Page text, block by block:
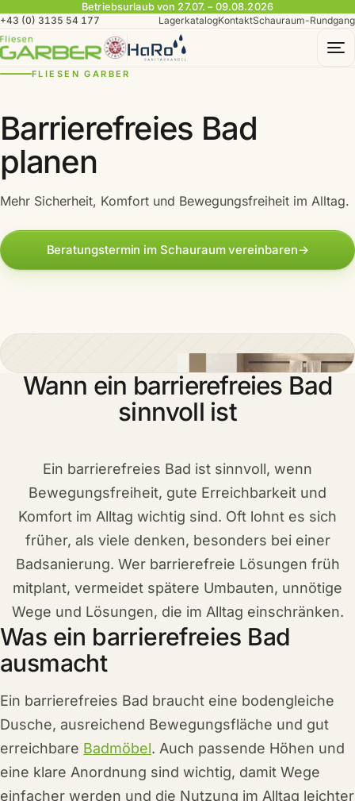
Betriebsurlaub von 27.07. – 09.08.2026
+43 (0) 3135 54 177
LagerkatalogKontaktSchauraum-Rundgang
FLIESEN GARBER
Barrierefreies Bad
planen
Mehr Sicherheit, Komfort und Bewegungsfreiheit im Alltag.
Beratungstermin im Schauraum vereinbaren→
Wann ein barrierefreies Bad
sinnvoll ist
Ein barrierefreies Bad ist sinnvoll, wenn
Bewegungsfreiheit, gute Erreichbarkeit und
Komfort im Alltag wichtig sind. Oft lohnt es sich
früher, als viele denken, besonders bei einer
Badsanierung. Wer barrierefreie Lösungen früh
mitplant, vermeidet spätere Umbauten, unnötige
Wege und Lösungen, die im Alltag einschränken.
Was ein barrierefreies Bad
ausmacht
Ein barrierefreies Bad braucht eine bodengleiche
Dusche, ausreichend Bewegungsfläche und gut
erreichbare Badmöbel. Auch passende Höhen und
eine klare Anordnung sind wichtig, damit Wege
einfacher werden und die Nutzung im Alltag leichter